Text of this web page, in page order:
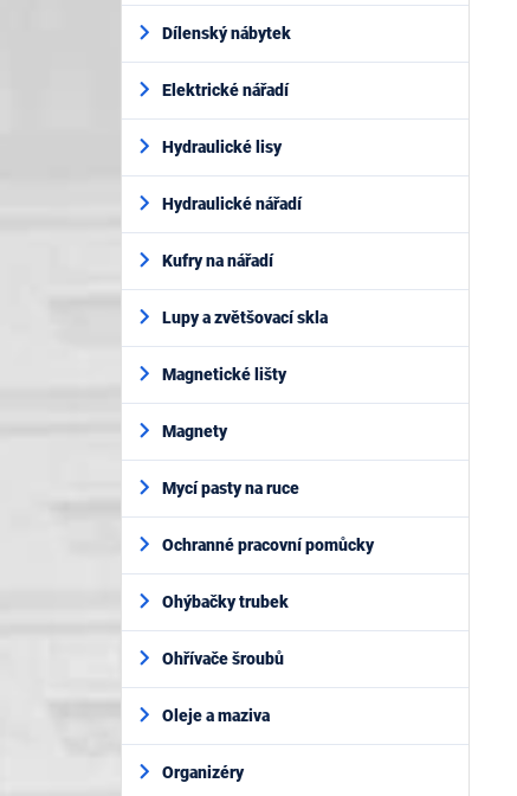
Dílenský nábytek
Elektrické nářadí
Hydraulické lisy
Hydraulické nářadí
Kufry na nářadí
Lupy a zvětšovací skla
Magnetické lišty
Magnety
Mycí pasty na ruce
Ochranné pracovní pomůcky
Ohýbačky trubek
Ohřívače šroubů
Oleje a maziva
Organizéry